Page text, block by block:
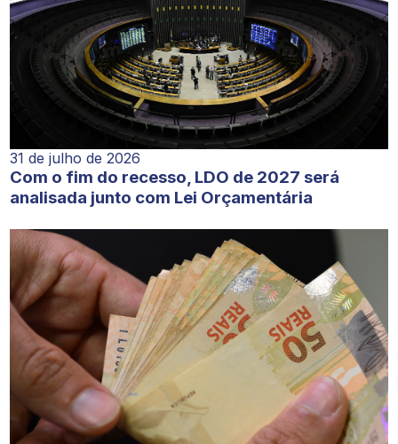
31 de julho de 2026
Com o fim do recesso, LDO de 2027 será
analisada junto com Lei Orçamentária